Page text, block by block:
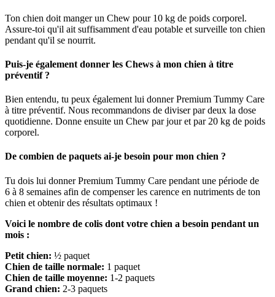
Ton chien doit manger un Chew pour 10 kg de poids corporel.
Assure-toi qu'il ait suffisamment d'eau potable et surveille ton chien
pendant qu'il se nourrit.
Puis-je également donner les Chews à mon chien à titre
préventif ?
Bien entendu, tu peux également lui donner Premium Tummy Care
à titre préventif. Nous recommandons de diviser par deux la dose
quotidienne. Donne ensuite un Chew par jour et par 20 kg de poids
corporel.
De combien de paquets ai-je besoin pour mon chien ?
Tu dois lui donner Premium Tummy Care pendant une période de
6 à 8 semaines afin de compenser les carence en nutriments de ton
chien et obtenir des résultats optimaux !
Voici le nombre de colis dont votre chien a besoin pendant un
mois :
Petit chien: ½ paquet
Chien de taille normale: 1 paquet
Chien de taille moyenne: 1-2 paquets
Grand chien: 2-3 paquets